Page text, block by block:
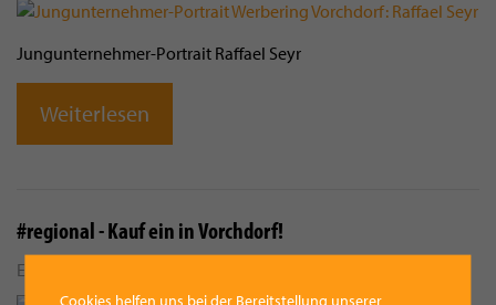
Jungunternehmer-Portrait Raffael Seyr
Weiterlesen
#regional - Kauf ein in Vorchdorf!
Erstellt von
Cookies helfen uns bei der Bereitstellung unserer